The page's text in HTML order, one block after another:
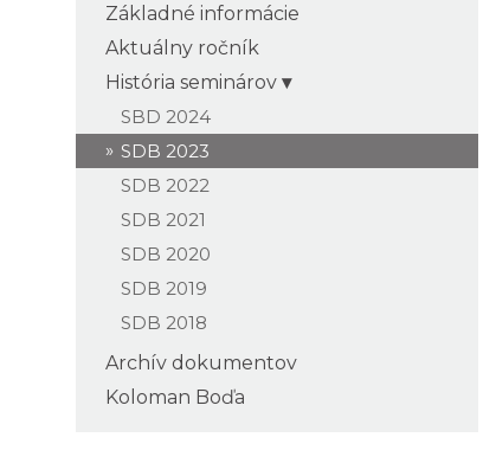
Základné informácie
Aktuálny ročník
História seminárov
SBD 2024
SDB 2023
SDB 2022
SDB 2021
SDB 2020
SDB 2019
SDB 2018
Archív dokumentov
Koloman Boďa